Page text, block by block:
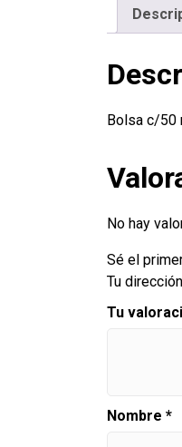
Bolsa c/50
No hay
Sé el
Tu
Tu
Nombre *